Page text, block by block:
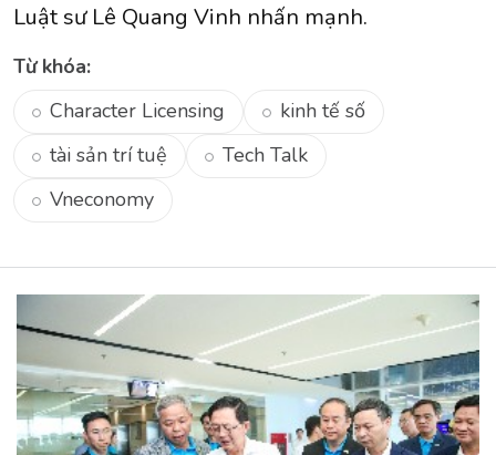
Luật sư Lê Quang Vinh nhấn mạnh.
Từ khóa:
Character Licensing
kinh tế số
tài sản trí tuệ
Tech Talk
Vneconomy